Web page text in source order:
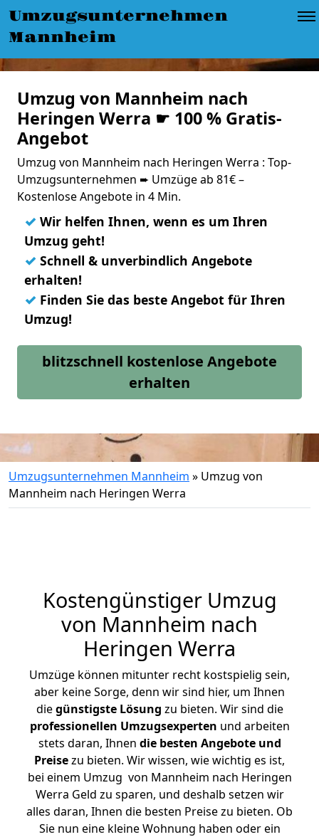
Umzugsunternehmen
Mannheim
Umzug von Mannheim nach
Heringen Werra ☛ 100 % Gratis-
Angebot
Umzug von Mannheim nach Heringen Werra : Top-
Umzugsunternehmen ➨ Umzüge ab 81€ –
Kostenlose Angebote in 4 Min.
✓ Wir helfen Ihnen, wenn es um Ihren
Umzug geht!
✓ Schnell & unverbindlich Angebote
erhalten!
✓ Finden Sie das beste Angebot für Ihren
Umzug!
blitzschnell kostenlose Angebote
erhalten
Umzugsunternehmen Mannheim » Umzug von
Mannheim nach Heringen Werra
Kostengünstiger Umzug
von Mannheim nach
Heringen Werra
Umzüge können mitunter recht kostspielig sein,
aber keine Sorge, denn wir sind hier, um Ihnen
diegünstigste Lösung zu bieten. Wir sind die
professionellen Umzugsexperten und arbeiten
stets daran, Ihnen die besten Angebote und
Preisezu bieten. Wir wissen, wie wichtig es ist,
bei einem Umzug von Mannheim nach Heringen
Werra Geld zu sparen, und deshalb setzen wir
alles daran, Ihnen die besten Preise zu bieten. Ob
Sie nun eine kleine Wohnung haben oder ein